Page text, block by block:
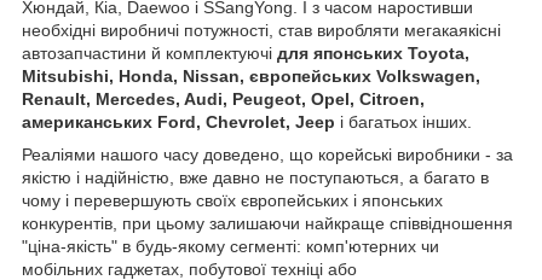
Хюндай, Кіа, Daewoo і SSangYong. І з часом наростивши
необхідні виробничі потужності, став виробляти мегакаякісні
автозапчастини й комплектуючі для японських Toyota,
Mitsubishi, Honda, Nissan, європейських Volkswagen,
Renault, Mercedes, Audi, Peugeot, Opel, Citroen,
американських Ford, Chevrolet, Jeep і багатьох інших.
Реаліями нашого часу доведено, що корейські виробники - за
якістю і надійністю, вже давно не поступаються, а багато в
чому і перевершують своїх європейських і японських
конкурентів, при цьому залишаючи найкраще співвідношення
"ціна-якість" в будь-якому сегменті: комп'ютерних чи
мобільних гаджетах, побутової техніці або